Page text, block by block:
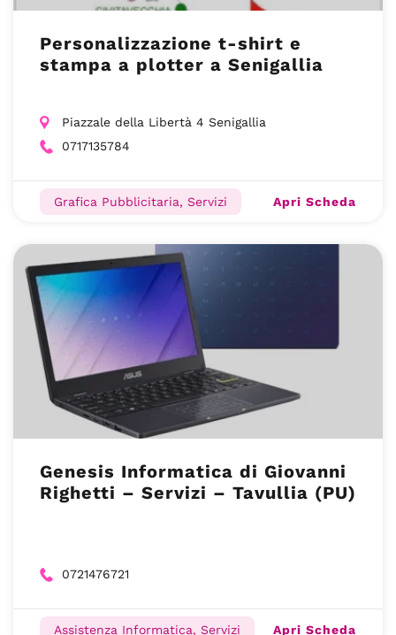
Personalizzazione t-shirt e
stampa a plotter a Senigallia
Piazzale della Libertà 4 Senigallia
0717135784
Grafica Pubblicitaria, Servizi Apri Scheda
Genesis Informatica di Giovanni
Righetti – Servizi – Tavullia (PU)
0721476721
Assistenza Informatica, Servizi Apri Scheda